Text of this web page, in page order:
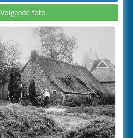
Volgende foto